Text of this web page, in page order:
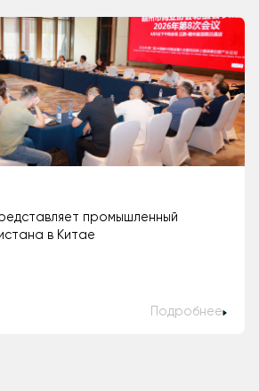
промышленный
в Китае
Подробнее